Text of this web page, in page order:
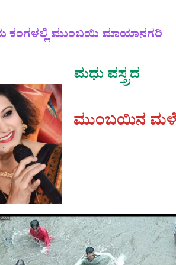
ಕಂಗಳಲ್ಲಿ ಮುಂಬಯಿ ಮಾಯಾನಗರಿ
ಮಧು ವಸ್ತ್ರದ
ಮುಂಬಯಿನ